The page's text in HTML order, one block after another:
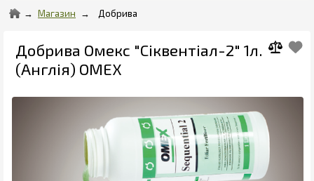
Магазин Добрива
Добрива Омекс "Сіквентіал-2" 1л.
(Англія) OMEX